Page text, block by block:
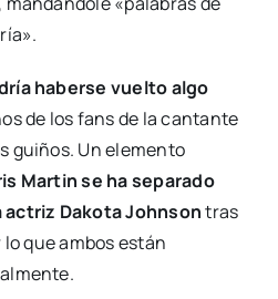
haberse vuelto algo
de los fans de la cantante
guiños. Un elemento
Martin se ha separado
actriz Dakota Johnsontras
que ambos están